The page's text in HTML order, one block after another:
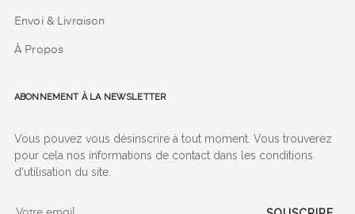
Envoi & Livraison
À Propos
Abonnement à la Newsletter
Vous pouvez vous désinscrire à tout moment. Vous trouverez
pour cela nos informations de contact dans les conditions
d'utilisation du site.